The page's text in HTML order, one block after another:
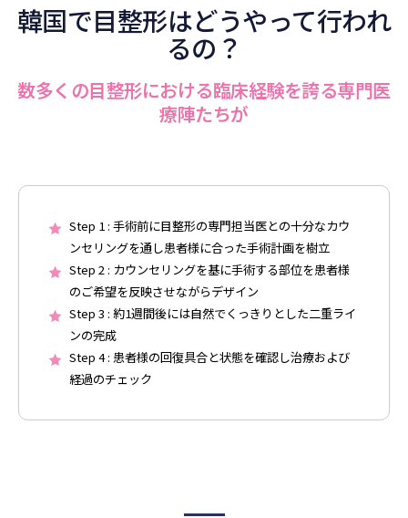
韓国で目整形はどうやって行われ
るの？
数多くの目整形における臨床経験を誇る専門医
療陣たちが
Step 1 : 手術前に目整形の専門担当医との十分なカウ
ンセリングを通し患者様に合った手術計画を樹立
Step 2 : カウンセリングを基に手術する部位を患者様
のご希望を反映させながらデザイン
Step 3 : 約1週間後には自然でくっきりとした二重ライ
ンの完成
Step 4 : 患者様の回復具合と状態を確認し治療および
経過のチェック